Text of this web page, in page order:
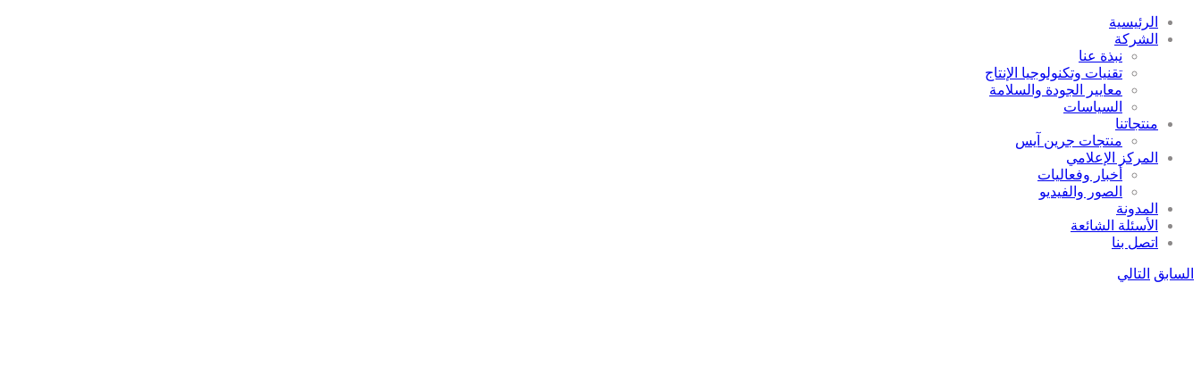
الرئيسية
الشركة
نبذة عنا
تقنيات وتكنولوجيا الإنتاج
معايير الجودة والسلامة
السياسات
منتجاتنا
منتجات جرين آيس
المركز الإعلامي
أخبار وفعاليات
الصور والفيديو
المدونة
الأسئلة الشائعة
اتصل بنا
السابق التالي